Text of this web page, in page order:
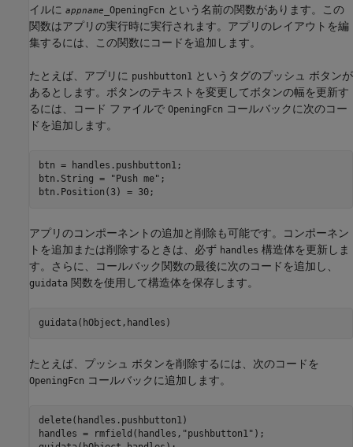
イルに appname _OpeningFcn という名前の関数があります。この
関数はアプリの実行時に実行されます。アプリのレイアウトを編
集するには、この関数にコードを追加します。
たとえば、アプリに pushbutton1 というタグのプッシュ ボタンが
あるとします。ボタンのテキストを変更してボタンの幅を更新す
るには、コード ファイルで OpeningFcn コールバックに次のコー
ドを追加します。
btn = handles.pushbutton1;
btn.String =
"Push me" ;
アプリのコンポーネントの追加と削除も可能です。コンポーネン
トを追加または削除するときは、必ず handles 構造体を更新しま
す。さらに、コールバック関数の最後に次のコードを追加し、
guidata 関数を使用して構造体を保存します。
guidata(hObject,handles)
たとえば、プッシュ ボタンを削除するには、次のコードを
OpeningFcn コールバックに追加します。
delete(handles.pushbutton1)
handles = rmfield(handles, "pushbutton1" );